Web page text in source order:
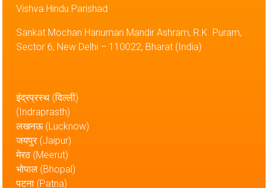
Vishva Hindu Parishad
Sankat Mochan Hanuman Mandir Ashram, R.K. Puram,
Sector 6, New Delhi – 110022, Bharat (India)
इंद्रप्रस्थ (दिल्ली)
(Indraprasth)
लखनऊ (Lucknow)
जयपुर (Jaipur)
मेरठ (Meerut)
भोपाल (Bhopal)
पटना (Patna)